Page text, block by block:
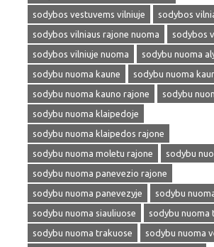
sodybos vestuvems vilniuje
sodybos
sodybos vilniaus rajone nuoma
sodybos
sodybos vilniuje nuoma
sodybu nuoma
sodybu nuoma kaune
sodybu nuoma
sodybu nuoma kauno rajone
sodybu
sodybu nuoma klaipedoje
sodybu nuoma klaipedos rajone
sodybu nuoma moletu rajone
sodybu
sodybu nuoma panevezio rajone
sodybu nuoma panevezyje
sodybu
sodybu nuoma siauliuose
sodybu nuoma
sodybu nuoma trakuose
sodybu nuoma